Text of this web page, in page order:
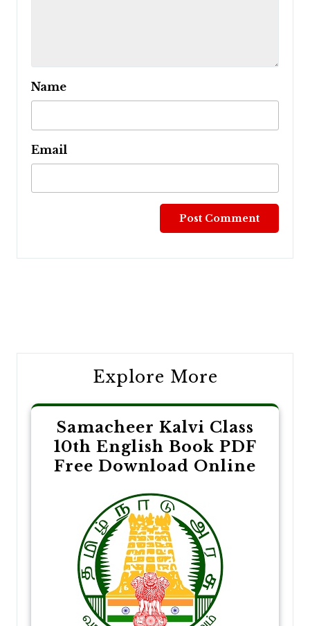
Name
Email
Explore More
Samacheer Kalvi Class
10th English Book PDF
Free Download Online